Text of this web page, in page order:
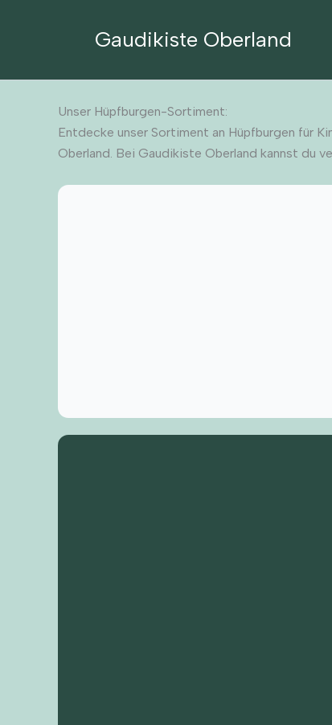
Gaudikiste Oberland
Unser Hüpfburgen-Sortiment:
Entdecke unser Sortiment an Hüpfburgen für
Oberland. Bei Gaudikiste Oberland kannst du